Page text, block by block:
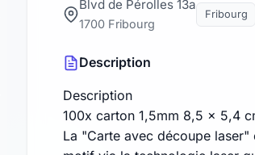
Blvd de Pérolles 13a
1700 Fribourg
Fribourg
Description
Description
100x carton 1,5mm 8,5 x 5,4
La "Carte avec découpe